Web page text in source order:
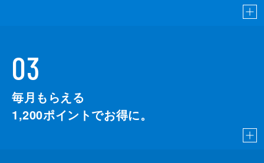
03
毎月もらえる
1,200ポイントでお得に。